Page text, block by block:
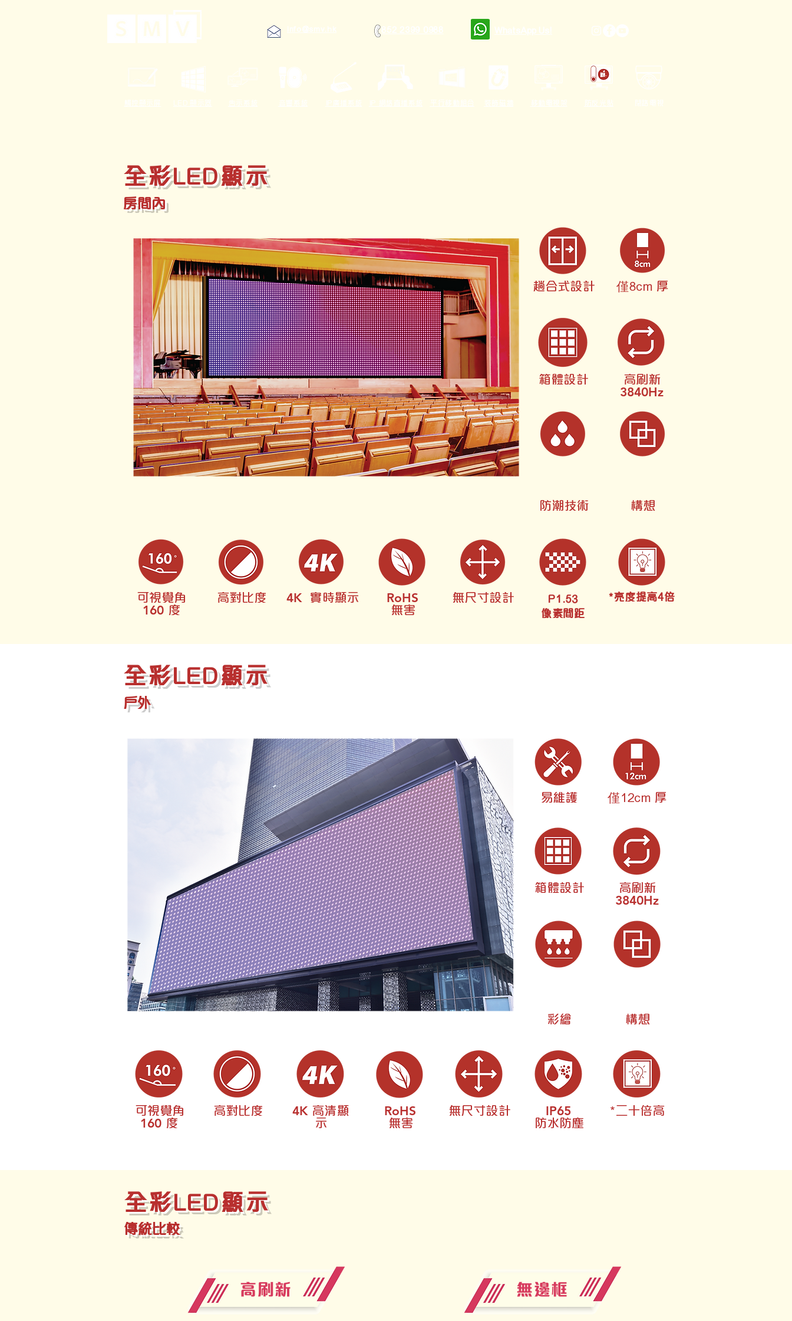
全彩LED顯示
房間內
趟合式設計
箱體設計
僅8cm 厚
高刷新
3840Hz
可視覺角
160 度
高對比度 4K 實時顯示 RoHS
無害
無尺寸設計
防潮技術
P1.53
像素間距
構想
*亮度提高4倍
全彩LED顯示
戶外
易維護
箱體設計
彩繪
僅12cm 厚
高刷新
3840Hz
構想
可視覺角
160 度
高對比度 4K 高清顯
示
RoHS
無害
無尺寸設計 IP65
防水防塵
*二十倍高
全彩LED顯示
傳統比較
高刷新 無邊框